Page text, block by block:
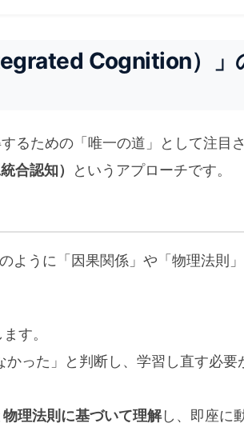
Cognition）」
るための「唯一の道」として注目
合認知） というアプローチです。
ように「因果関係」や「物理法則
す。
った」と判断し、学習し直す必要
物理法則に基づいて理解し、即座に